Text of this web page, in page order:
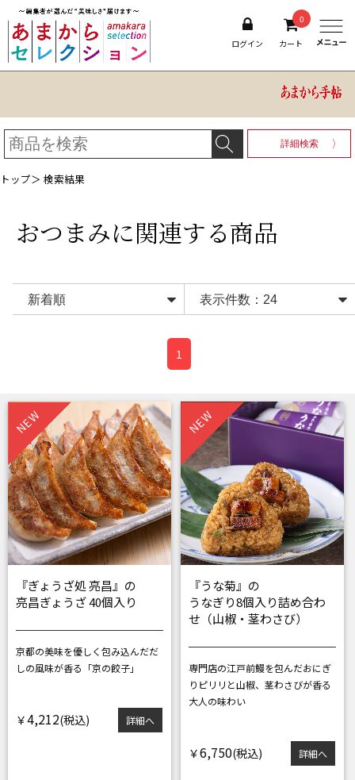
ログイン
0
カート
詳細検索
トップ＞ 検索結果
おつまみに関連する商品
1
NEW
『ぎょうざ処 亮昌』の
亮昌ぎょうざ 40個入り
京都の美味を優しく包み込んだだ
しの風味が香る「京の餃子」
￥4,212 詳細へ
NEW
『うな菊』の
うなぎり8個入り詰め合わ
せ（山椒・茎わさび）
専門店の江戸前鰻を包んだおにぎ
り ピリリと山椒、茎わさびが香る
大人の味わい
￥6,750 詳細へ